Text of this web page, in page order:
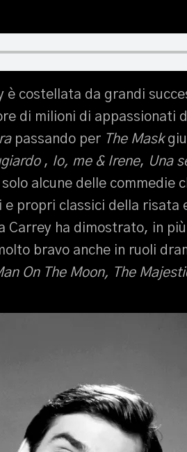
è costellata da grandi
di milioni di appassionati
passando per The Mask
, Io, me & Irene, Una
alcune delle commedie
propri classici della risata
Carrey ha dimostrato, in
bravo anche in ruoli
On The Moon, The